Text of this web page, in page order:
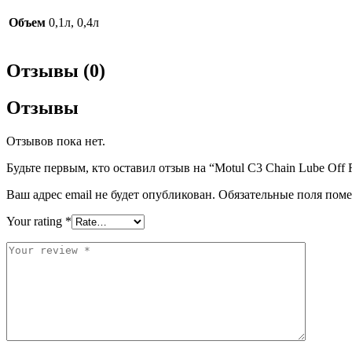
Объем 0,1л, 0,4л
Отзывы (0)
Отзывы
Отзывов пока нет.
Будьте первым, кто оставил отзыв на “Motul C3 Chain Lube Off
Ваш адрес email не будет опубликован. Обязательные поля
Your rating *